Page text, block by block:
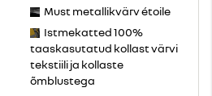
Must metallikvärv étoile
Istmekatted 100%
taaskasutatud kollast värvi
tekstiili ja kollaste
õmblustega